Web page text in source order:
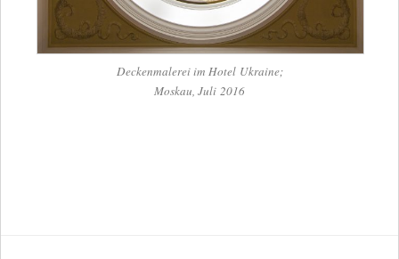
Decken­ma­le­rei im Hotel Ukraine;
Mos­kau, Juli 2016